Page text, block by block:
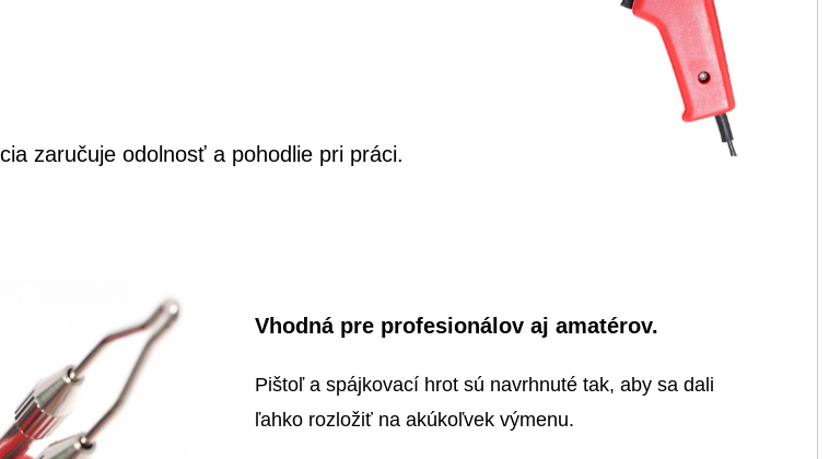
zaručuje odolnosť a pohodlie pri práci.
Vhodná pre profesionálov aj amatérov.
Pištoľ a spájkovací hrot sú navrhnuté tak, aby sa dali
ľahko rozložiť na akúkoľvek výmenu.